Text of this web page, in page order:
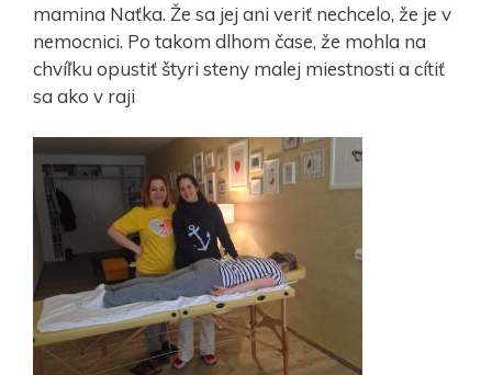
mamina Naťka. Že sa jej ani veriť nechcelo, že je v
nemocnici. Po takom dlhom čase, že mohla na
chvíľku opustiť štyri steny malej miestnosti a cítiť
sa ako v raji